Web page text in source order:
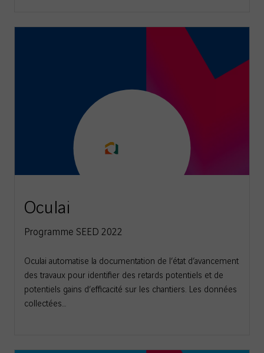
Oculai
Programme SEED 2022
Oculai automatise la documentation de l’état d’avancement
des travaux pour identifier des retards potentiels et de
potentiels gains d’efficacité sur les chantiers. Les données
collectées…